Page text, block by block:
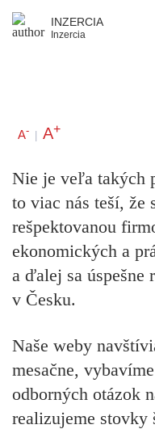
INZERCIA
Inzercia
A- | A+
Nie je veľa takých
to viac nás teší, že
rešpektovanou
ekonomických a
a ďalej sa úspešne
v Česku.
Naše weby
mesačne,
odborných otázok
realizujeme stovky